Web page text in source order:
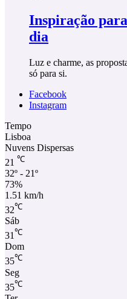
Inspiração
dia
Luz e charme, as
só para si.
Facebook
Instagram
Tempo
Lisboa
Nuvens Dispersas
21 ℃
32º - 21º
73%
1.51 km/h
32℃
Sáb
31℃
Dom
35℃
Seg
35℃